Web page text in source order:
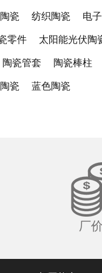
瓷 纺织陶瓷 电
零件 太阳能光伏陶
陶瓷管套 陶瓷棒柱
瓷 蓝色陶瓷
厂